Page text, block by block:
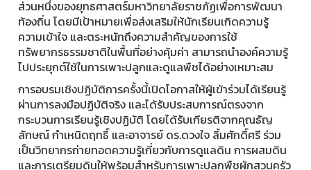
ส่วนหนึ่งของยุทธศาสตร์มหาวิทยาลัยราชภัฏเพื่อการพัฒนา
ท้องถิ่น โดยมีเป้าหมายเพื่อส่งเสริมให้นักเรียนเกิดความรู้
ความเข้าใจ และตระหนักถึงความสำคัญของการใช้
ทรัพยากรธรรมชาติในพื้นที่อย่างคุ้มค่า สามารถนำองค์ความรู้
ไปประยุกต์ใช้ในการเพาะปลูกและดูแลพืชได้อย่างเหมาะสม
การอบรมเชิงปฏิบัติการครั้งนี้เปิดโอกาสให้ผู้เข้าร่วมได้เรียนรู้
ผ่านการลงมือปฏิบัติจริง และได้รับประสบการณ์ตรงจาก
กระบวนการเรียนรู้เชิงปฏิบัติ โดยได้รับเกียรติจากคุณธัญ
ลักษณ์ กำเหนิดฤทธิ์ และอาจารย์ ดร.ดวงใจ ลิ้มศักดิ์ศรี ร่วม
เป็นวิทยากรถ่ายทอดความรู้เกี่ยวกับการดูแลดิน การผสมดิน
และการเตรียมดินให้พร้อมสำหรับการเพาะปลูกพืชผักสวนครัว